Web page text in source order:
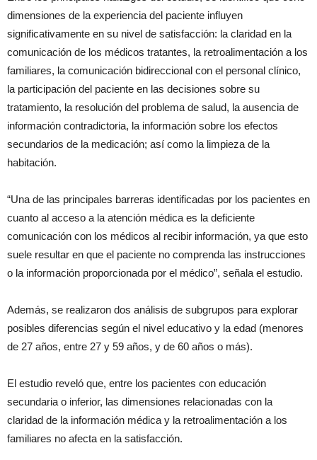
dimensiones de la experiencia del paciente influyen
significativamente en su nivel de satisfacción: la claridad en la
comunicación de los médicos tratantes, la retroalimentación a los
familiares, la comunicación bidireccional con el personal clínico,
la participación del paciente en las decisiones sobre su
tratamiento, la resolución del problema de salud, la ausencia de
información contradictoria, la información sobre los efectos
secundarios de la medicación; así como la limpieza de la
habitación.
“Una de las principales barreras identificadas por los pacientes en
cuanto al acceso a la atención médica es la deficiente
comunicación con los médicos al recibir información, ya que esto
suele resultar en que el paciente no comprenda las instrucciones
o la información proporcionada por el médico”, señala el estudio.
Además, se realizaron dos análisis de subgrupos para explorar
posibles diferencias según el nivel educativo y la edad (menores
de 27 años, entre 27 y 59 años, y de 60 años o más).
El estudio reveló que, entre los pacientes con educación
secundaria o inferior, las dimensiones relacionadas con la
claridad de la información médica y la retroalimentación a los
familiares no afecta en la satisfacción.